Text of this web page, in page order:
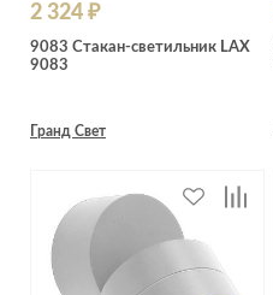
2 324 ₽
9083 Стакан-светильник LAX
9083
Гранд Свет